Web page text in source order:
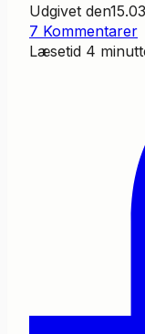
Udgivet den
7 Kommentarer
Læsetid 4